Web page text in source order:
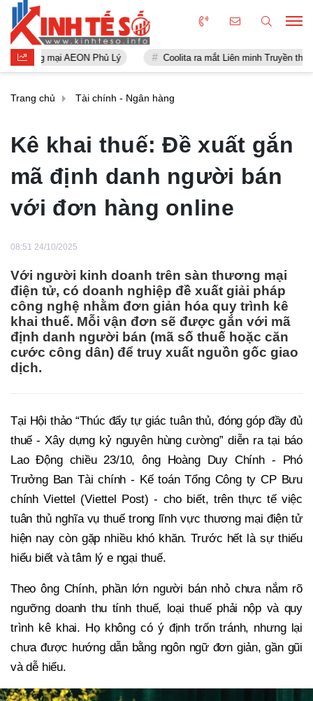
AEON Phủ Lý Coolita ra mắt Liên minh Truyền thông FAST đầu
Trang chủ Tài chính - Ngân hàng
Kê khai thuế: Đề xuất gắn
mã định danh người bán
với đơn hàng online
08:51 24/10/2025
Với người kinh doanh trên sàn thương mại
điện tử, có doanh nghiệp đề xuất giải pháp
công nghệ nhằm đơn giản hóa quy trình kê
khai thuế. Mỗi vận đơn sẽ được gắn với mã
định danh người bán (mã số thuế hoặc căn
cước công dân) để truy xuất nguồn gốc giao
dịch.
Tại Hội thảo “Thúc đẩy tự giác tuân thủ, đóng góp đầy đủ
thuế - Xây dựng kỷ nguyên hùng cường” diễn ra tại báo
Lao Động chiều 23/10, ông Hoàng Duy Chính - Phó
Trưởng Ban Tài chính - Kế toán Tổng Công ty CP Bưu
chính Viettel (Viettel Post) - cho biết, trên thực tế việc
tuân thủ nghĩa vụ thuế trong lĩnh vực thương mại điện tử
hiện nay còn gặp nhiều khó khăn. Trước hết là sự thiếu
hiểu biết và tâm lý e ngại thuế.
Theo ông Chính, phần lớn người bán nhỏ chưa nắm rõ
ngưỡng doanh thu tính thuế, loại thuế phải nộp và quy
trình kê khai. Họ không có ý định trốn tránh, nhưng lại
chưa được hướng dẫn bằng ngôn ngữ đơn giản, gần gũi
và dễ hiểu.